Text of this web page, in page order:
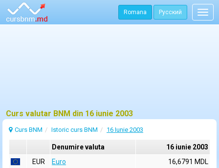
Romana Русский
Curs valutar BNM din 16 iunie 2003
Curs BNM Istoric curs BNM 16 Iunie 2003
Denumire valuta
16 iunie 2003
EUR
Euro
16,6791 MDL